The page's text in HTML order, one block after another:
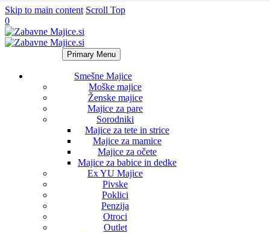
Skip to main content Scroll Top
0
Primary Menu
Smešne Majice
Moške majice
Ženske majice
Majice za pare
Sorodniki
Majice za tete in strice
Majice za mamice
Majice za očete
Majice za babice in dedke
Ex YU Majice
Pivske
Poklici
Penzija
Otroci
Outlet